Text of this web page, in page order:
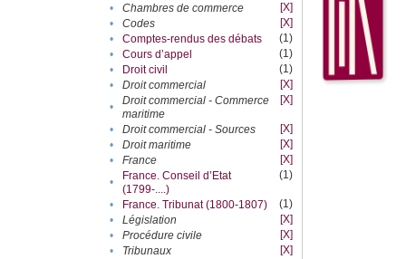
•
Chambres de commerce
[X]
•
Codes
[X]
•
Comptes-rendus des débats
(1)
•
Cours d’appel
(1)
•
Droit civil
(1)
•
Droit commercial
[X]
•
Droit commercial - Commerce
maritime
[X]
• Droit commercial - Sources
[X]
•
Droit maritime
[X]
•
France
[X]
•
France. Conseil d’Etat
(1799-....)
(1)
• France. Tribunat (1800-1807)
(1)
•
Législation
[X]
•
Procédure civile
[X]
•
Tribunaux
[X]